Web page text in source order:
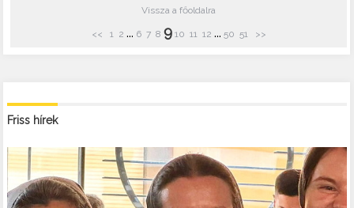
Vissza a főoldalra
<< 1 2 ... 6 7 8 9 10 11 12 ... 50 51 >>
Friss hírek